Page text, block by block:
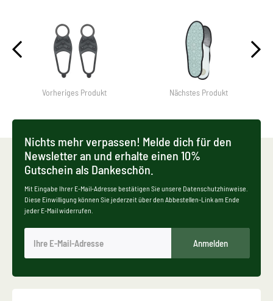
Vorheriges Produkt Nächstes Produkt
Nichts mehr verpassen! Melde dich für den
Newsletter an und erhalte einen 10%
Gutschein als Dankeschön.
Mit Eingabe Ihrer E-Mail-Adresse bestätigen Sie unsere Datenschutzhinweise.
Diese Einwilligung können Sie jederzeit über den Abbestellen-Link am Ende
jeder E-Mail widerrufen.
Anmelden